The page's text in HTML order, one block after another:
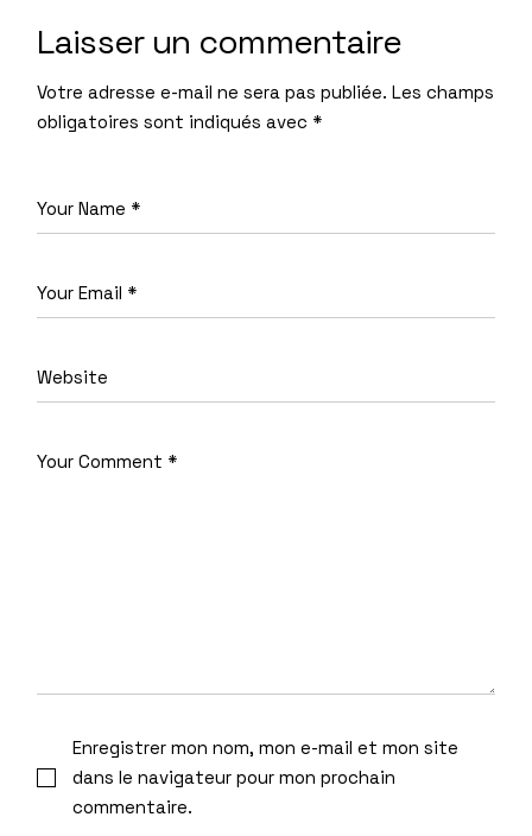
Laisser un commentaire
Votre adresse e-mail ne sera pas publiée. Les champs
obligatoires sont indiqués avec *
Enregistrer mon nom, mon e-mail et mon site
dans le navigateur pour mon prochain
commentaire.